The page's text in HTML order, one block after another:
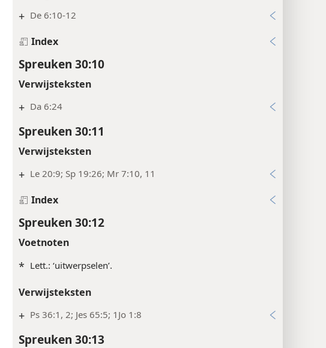
Verwijsteksten
+
Index
Spreuken 30:10
Verwijsteksten
+ Da 6:24
Spreuken 30:11
Verwijsteksten
+
Index
Spreuken 30:12
Voetnoten
Verwijsteksten
+ Ps 36:1, 2; Jes 65:5; 1Jo 1:8